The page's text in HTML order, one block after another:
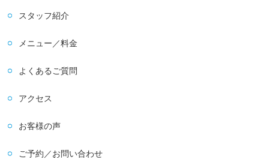
スタッフ紹介
メニュー／料金
よくあるご質問
アクセス
お客様の声
ご予約／お問い合わせ